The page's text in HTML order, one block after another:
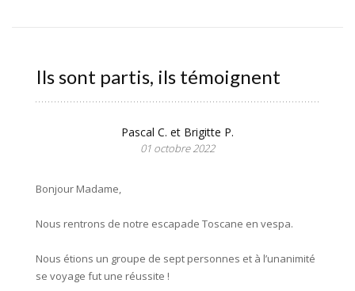
Ils sont partis, ils témoignent
Pascal C. et Brigitte P.
01 octobre 2022
Bonjour Madame,
Nous rentrons de notre escapade Toscane en vespa.
Nous étions un groupe de sept personnes et à l’unanimité
se voyage fut une réussite !